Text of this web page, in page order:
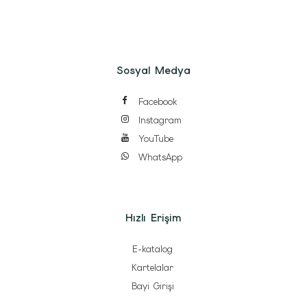
Sosyal Medya
Facebook
Instagram
YouTube
WhatsApp
Hızlı Erişim
E-katalog
Kartelalar
Bayi Girişi